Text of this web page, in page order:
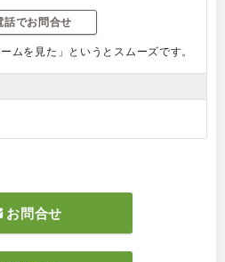
話でお問合せ
ムを見た」というとスムーズです。
お問合せ